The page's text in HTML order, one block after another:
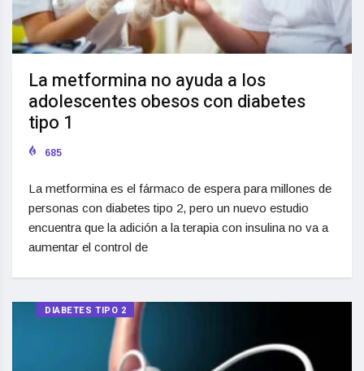
La metformina no ayuda a los
adolescentes obesos con diabetes
tipo 1
685
La metformina es el fármaco de espera para millones de
personas con diabetes tipo 2, pero un nuevo estudio
encuentra que la adición a la terapia con insulina no va a
aumentar el control de
DIABETES TIPO 2